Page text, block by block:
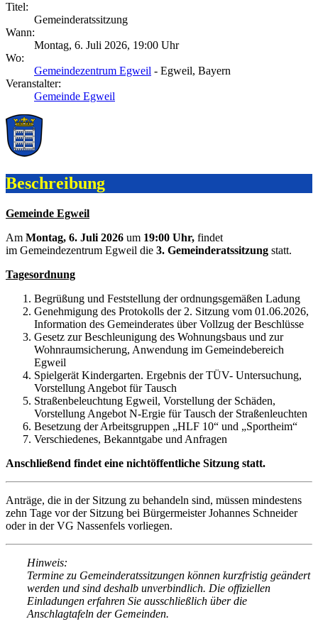
Titel:
Gemeinderatssitzung
Wann:
Montag, 6. Juli 2026, 19:00 Uhr
Wo:
Gemeindezentrum Egweil - Egweil, Bayern
Veranstalter:
Gemeinde Egweil
Beschreibung
Gemeinde Egweil
Am Montag, 6. Juli 2026 um 19:00 Uhr, findet
im Gemeindezentrum Egweil die 3. Gemeinderatssitzung statt.
Tagesordnung
Begrüßung und Feststellung der ordnungsgemäßen Ladung
Genehmigung des Protokolls der 2. Sitzung vom 01.06.2026,
Information des Gemeinderates über Vollzug der Beschlüsse
Gesetz zur Beschleunigung des Wohnungsbaus und zur
Wohnraumsicherung, Anwendung im Gemeindebereich
Egweil
Spielgerät Kindergarten. Ergebnis der TÜV- Untersuchung,
Vorstellung Angebot für Tausch
Straßenbeleuchtung Egweil, Vorstellung der Schäden,
Vorstellung Angebot N-Ergie für Tausch der Straßenleuchten
Besetzung der Arbeitsgruppen „HLF 10“ und „Sportheim“
Verschiedenes, Bekanntgabe und Anfragen
Anschließend findet eine nichtöffentliche Sitzung statt.
Anträge, die in der Sitzung zu behandeln sind, müssen mindestens
zehn Tage vor der Sitzung bei Bürgermeister Johannes Schneider
oder in der VG Nassenfels vorliegen.
Hinweis:
Termine zu Gemeinderatssitzungen können kurzfristig geändert
werden und sind deshalb unverbindlich. Die offiziellen
Einladungen erfahren Sie ausschließlich über die
Anschlagtafeln der Gemeinden.